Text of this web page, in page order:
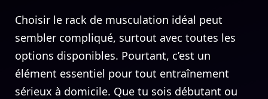
Choisir le rack de musculation idéal peut
sembler compliqué, surtout avec toutes les
options disponibles. Pourtant, c’est un
élément essentiel pour tout entraînement
sérieux à domicile. Que tu sois débutant ou